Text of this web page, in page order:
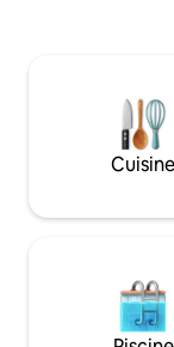
produits
Graz et la région
gastronomique
parfait pour des
Cuisine